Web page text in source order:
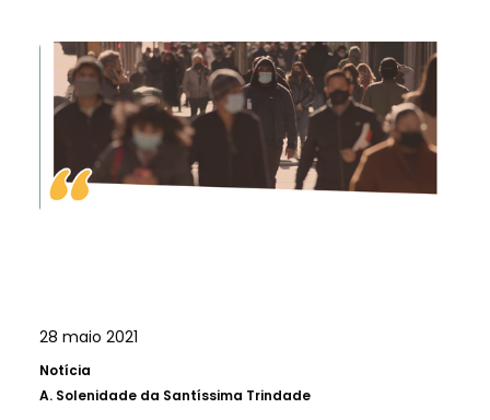
28 maio 2021
Notícia
A. Solenidade da Santíssima Trindade